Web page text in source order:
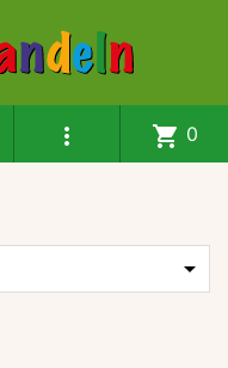
 shopping_cart 0
